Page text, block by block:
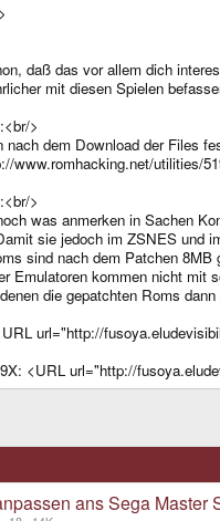
daß das vor allem dich
mit diesen Spielen
>
nach dem Download der Files
www.romhacking.net/utilities/
>
was anmerken in Sachen
sie jedoch im ZSNES und
sind nach dem Patchen
Emulatoren kommen nicht mit
die gepatchten Roms
url="http://
<URL url="http://
ans Sega Master